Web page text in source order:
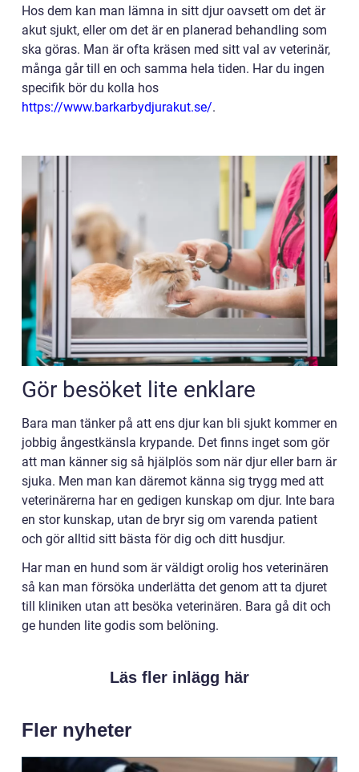
Hos dem kan man lämna in sitt djur oavsett om det är
akut sjukt, eller om det är en planerad behandling som
ska göras. Man är ofta kräsen med sitt val av veterinär,
många går till en och samma hela tiden. Har du ingen
specifik bör du kolla hos
https://www.barkarbydjurakut.se/.
Gör besöket lite enklare
Bara man tänker på att ens djur kan bli sjukt kommer en
jobbig ångestkänsla krypande. Det finns inget som gör
att man känner sig så hjälplös som när djur eller barn är
sjuka. Men man kan däremot känna sig trygg med att
veterinärerna har en gedigen kunskap om djur. Inte bara
en stor kunskap, utan de bryr sig om varenda patient
och gör alltid sitt bästa för dig och ditt husdjur.
Har man en hund som är väldigt orolig hos veterinären
så kan man försöka underlätta det genom att ta djuret
till kliniken utan att besöka veterinären. Bara gå dit och
ge hunden lite godis som belöning.
Läs fler inlägg här
Fler nyheter